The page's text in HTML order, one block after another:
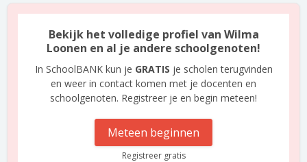
Bekijk het volledige profiel van Wilma
Loonen en al je andere schoolgenoten!
In SchoolBANK kun je GRATIS je scholen terugvinden
en weer in contact komen met je docenten en
schoolgenoten. Registreer je en begin meteen!
Meteen beginnen
Registreer gratis